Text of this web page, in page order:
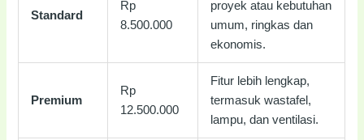
Standard
Rp
8.500.000
proyek atau kebutuhan
umum, ringkas dan
ekonomis.
Premium
Rp
12.500.000
Fitur lebih lengkap,
termasuk wastafel,
lampu, dan ventilasi.